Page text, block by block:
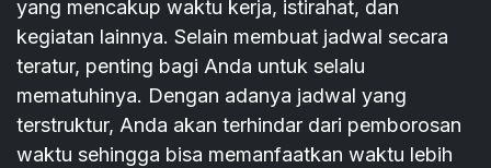
yang mencakup waktu kerja, istirahat, dan
kegiatan lainnya. Selain membuat jadwal secara
teratur, penting bagi Anda untuk selalu
mematuhinya. Dengan adanya jadwal yang
terstruktur, Anda akan terhindar dari pemborosan
waktu sehingga bisa memanfaatkan waktu lebih